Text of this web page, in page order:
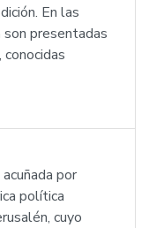
En las
presentadas
por
política
cuyo